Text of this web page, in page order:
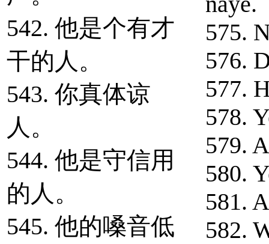
542. 他是个有才
干的人。
543. 你真体谅
人。
544. 他是守信用
的人。
545. 他的嗓音低
575.
576.
577.
578.
579.
580.
581.
582.